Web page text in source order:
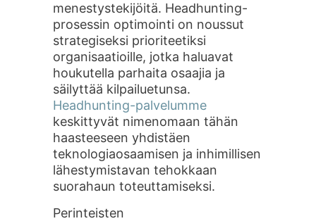
menestystekijöitä. Headhunting-
prosessin optimointi on noussut
strategiseksi prioriteetiksi
organisaatioille, jotka haluavat
houkutella parhaita osaajia ja
säilyttää kilpailuetunsa.
Headhunting-palvelumme
keskittyvät nimenomaan tähän
haasteeseen yhdistäen
teknologiaosaamisen ja inhimillisen
lähestymistavan tehokkaan
suorahaun toteuttamiseksi.
Perinteisten